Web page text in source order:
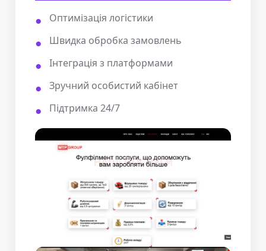
Оптимізація логістики
Швидка обробка замовлень
Інтеграція з платформами
Зручний особистий кабінет
Підтримка 24/7